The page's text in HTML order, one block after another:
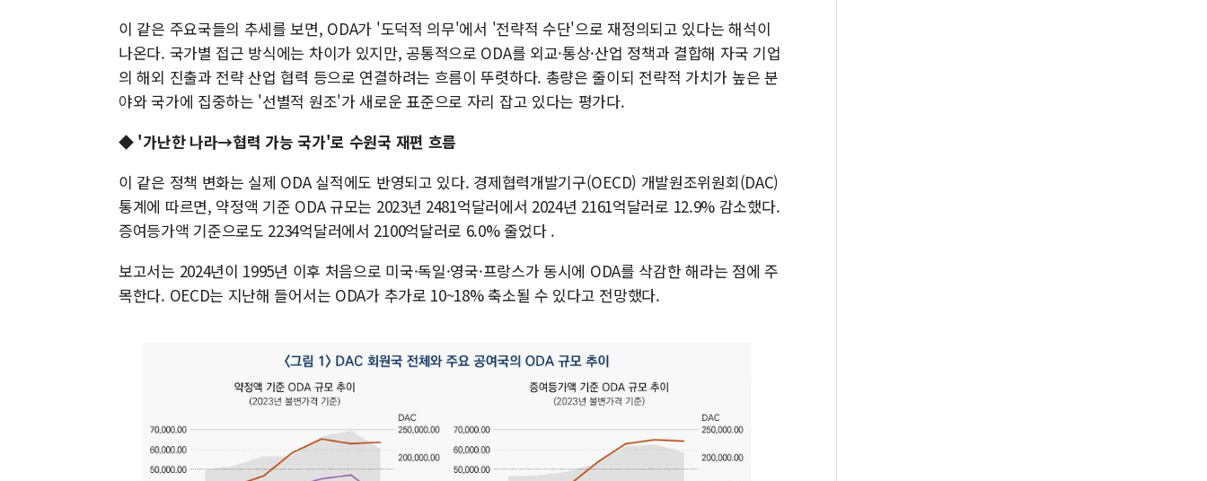
이 같은 주요국들의 추세를 보면, ODA가 '도덕적 의무'에서 '전략적 수단'으로 재정의되고 있다는 해석이
나온다. 국가별 접근 방식에는 차이가 있지만, 공통적으로 ODA를 외교·통상·산업 정책과 결합해 자국 기업
의 해외 진출과 전략 산업 협력 등으로 연결하려는 흐름이 뚜렷하다. 총량은 줄이되 전략적 가치가 높은 분
야와 국가에 집중하는 '선별적 원조'가 새로운 표준으로 자리 잡고 있다는 평가다.
◆ '가난한 나라→협력 가능 국가'로 수원국 재편 흐름
이 같은 정책 변화는 실제 ODA 실적에도 반영되고 있다. 경제협력개발기구(OECD) 개발원조위원회(DAC)
통계에 따르면, 약정액 기준 ODA 규모는 2023년 2481억달러에서 2024년 2161억달러로 12.9% 감소했다.
증여등가액 기준으로도 2234억달러에서 2100억달러로 6.0% 줄었다 .
보고서는 2024년이 1995년 이후 처음으로 미국·독일·영국·프랑스가 동시에 ODA를 삭감한 해라는 점에 주
목한다. OECD는 지난해 들어서는 ODA가 추가로 10~18% 축소될 수 있다고 전망했다.